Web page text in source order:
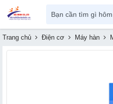
Trang chủ Điện cơ Máy hàn